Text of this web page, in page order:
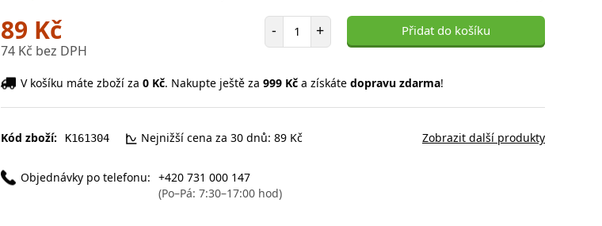
89 Kč
74 Kč bez DPH
- Počet položek
+ Přidat do košíku
V košíku máte zboží za 0 Kč. Nakupte ještě za 999 Kča získáte dopravu zdarma!
Kód zboží: K161304 Nejnižší cena za 30 dnů: 89 Kč
Objednávky po telefonu: +420 731 000 147
(Po–Pá: 7:30–17:00 hod)
Zobrazit další produkty